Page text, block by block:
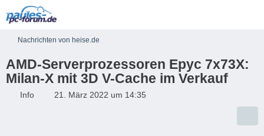
Nachrichten von heise.de
AMD-Serverprozessoren Epyc 7x73X:
Milan-X mit 3D V-Cache im Verkauf
Info 21. März 2022 um 14:35